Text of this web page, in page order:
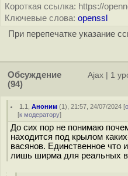
Короткая ссылка: https://
Ключевые слова: openssl
При перепечатке указание
Обсуждение
(94)
Ajax 1
1.1 ,Аноним (1), 21:57, 24/07/2024 [
[к модератору]
До сих пор не понимаю
находится под крылом
васянов. Единственное что
лишь ширма для реальных